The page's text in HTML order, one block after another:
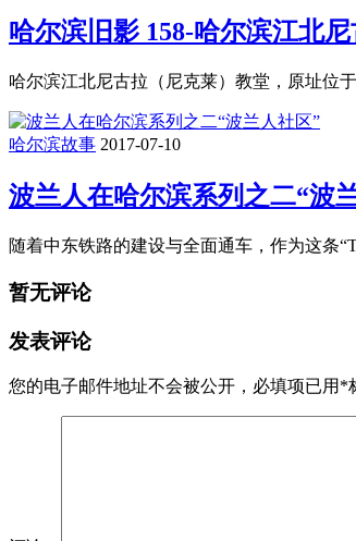
哈尔滨旧影 158-哈尔滨江北
哈尔滨江北尼古拉（尼克莱）教堂，原址位
哈尔滨故事 2017-07-10
波兰人在哈尔滨系列之二“波
随着中东铁路的建设与全面通车，作为这条
暂无评论
发表评论
您的电子邮件地址不会被公开， 必填项已用 *